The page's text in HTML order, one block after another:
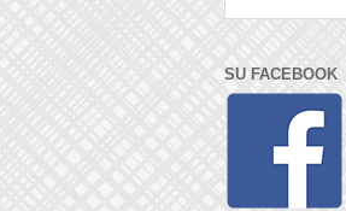
SU FACEBOOK